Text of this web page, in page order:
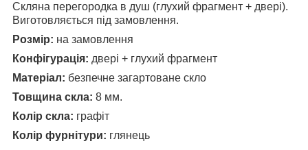
Скляна перегородка в душ (глухий фрагмент + двері).
Виготовляється під замовлення.
Розмір: на замовлення
Конфігурація: двері + глухий фрагмент
Матеріал: безпечне загартоване скло
Товщина скла: 8 мм.
Колір скла: графіт
Колір фурнітури: глянець